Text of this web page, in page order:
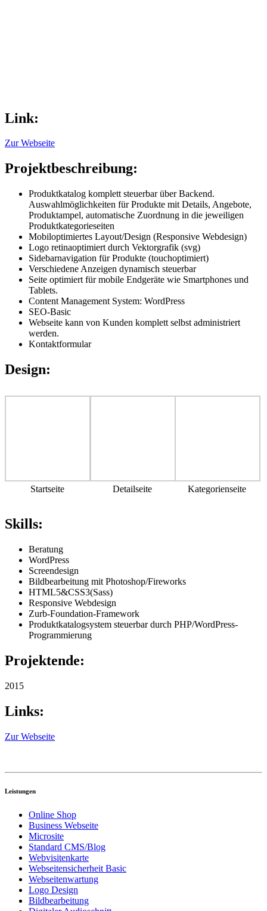
Link:
Zur Webseite
Projektbeschreibung:
Produktkatalog komplett steuerbar über Backend.
Auswahlmöglichkeiten für Produkte mit Details, Angebote,
Produktampel, automatische Zuordnung in die jeweiligen
Produktkategorieseiten
Mobiloptimiertes Layout/Design (Responsive Webdesign)
Logo retinaoptimiert durch Vektorgrafik (svg)
Sidebarnavigation für Produkte (touchoptimiert)
Verschiedene Anzeigen dynamisch steuerbar
Seite optimiert für mobile Endgeräte wie Smartphones und
Tablets.
Content Management System: WordPress
SEO-Basic
Webseite kann von Kunden komplett selbst administriert
werden.
Kontaktformular
Design:
Startseite Detailseite Kategorienseite
Skills:
Beratung
WordPress
Screendesign
Bildbearbeitung mit Photoshop/Fireworks
HTML5&CSS3(Sass)
Responsive Webdesign
Zurb-Foundation-Framework
Produktkatalogsystem steuerbar durch PHP/WordPress-
Programmierung
Projektende:
2015
Links:
Zur Webseite
Leistungen
Online Shop
Business Webseite
Microsite
Standard CMS/Blog
Webvisitenkarte
Webseitensicherheit Basic
Webseitenwartung
Logo Design
Bildbearbeitung